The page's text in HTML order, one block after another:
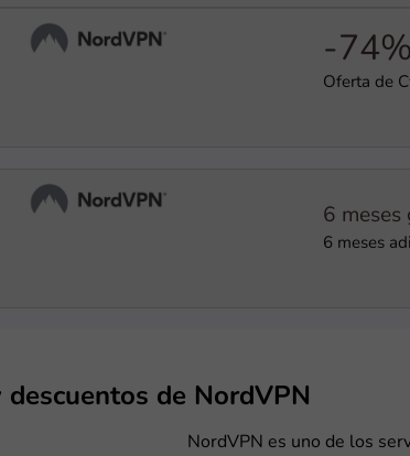
-74%
Oferta de
6 meses
6 meses
descuentos de NordVPN
NordVPN es uno de los